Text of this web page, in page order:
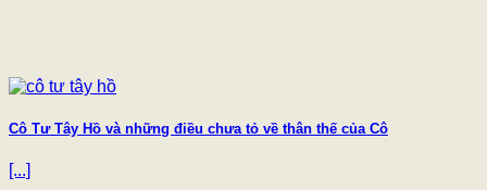
Cô Tư Tây Hồ và những điều chưa tỏ về thân thế của Cô
[...]